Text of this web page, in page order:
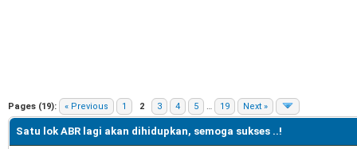
Pages (19): « Previous 1 2 3 4 5 … 19 Next »
Satu lok ABR lagi akan dihidupkan, semoga sukses ..!